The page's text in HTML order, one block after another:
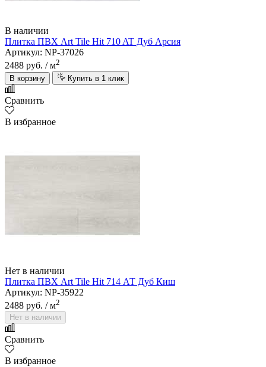
В наличии
Плитка ПВХ Art Tile Hit 710 AT Дуб Арсия
Артикул: NP-37026
2488 руб. / м2
В корзину
Купить в 1 клик
Сравнить
В избранное
Нет в наличии
Плитка ПВХ Art Tile Hit 714 АТ Дуб Киш
Артикул: NP-35922
2488 руб. / м2
Нет в наличии
Сравнить
В избранное